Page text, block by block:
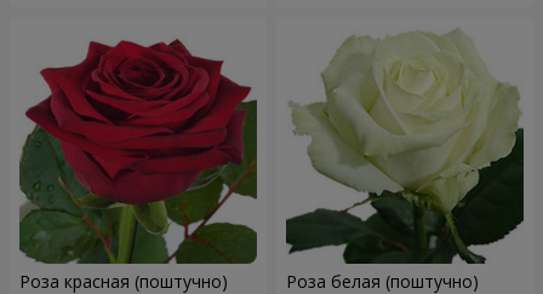
Роза красная (поштучно) Роза белая (поштучно)